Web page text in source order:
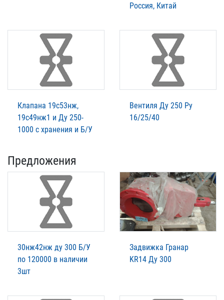
Россия, Китай
Клапана 19с53нж,
19с49нж1 и Ду 250-
1000 с хранения и Б/У
Вентиля Ду 250 Ру
16/25/40
Предложения
30нж42нж ду 300 Б/У
по 120000 в наличии
3шт
Задвижка Гранар
KR14 Ду 300